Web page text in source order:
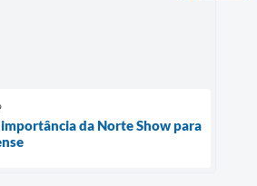
da Norte Show para